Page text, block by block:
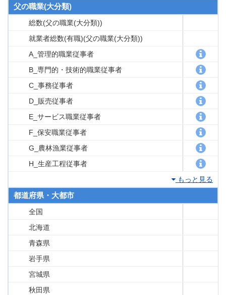
父の職業(大分類)
総数(父の職業(大分類))
就業者総数(有職)(父の職業(大分類))
A_管理的職業従事者
B_専門的・技術的職業従事者
C_事務従事者
D_販売従事者
E_サービス職業従事者
F_保安職業従事者
G_農林漁業従事者
H_生産工程従事者
もっと見る
都道府県・大都市
全国
北海道
青森県
岩手県
宮城県
秋田県